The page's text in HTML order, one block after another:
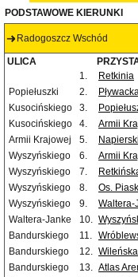
PODSTAWOWE KIERUNKI
Radogoszcz Wschód
ULICA
1.
Retkinia
Popiełuszki
2.
Kusocińskiego
3.
Kusocińskiego
4. Armii
Armii Krajowej
5.
Wyszyńskiego
6. Armii
Wyszyńskiego
7.
Wyszyńskiego
8. Os.
Wyszyńskiego
9. Waltera-
Waltera-Janke
10.
Bandurskiego
11.
Bandurskiego
12. Wileńska
Bandurskiego
13. Atlas